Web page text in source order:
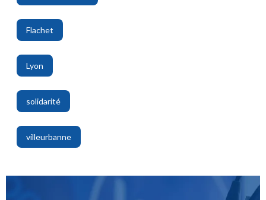
,
Flachet
,
Lyon
,
solidarité
,
villeurbanne